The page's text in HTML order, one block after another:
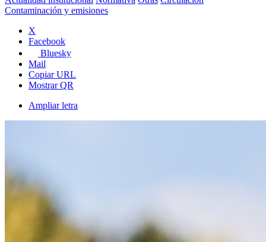
Contaminación y emisiones
X
Facebook
Bluesky
Mail
Copiar URL
Mostrar QR
Ampliar letra